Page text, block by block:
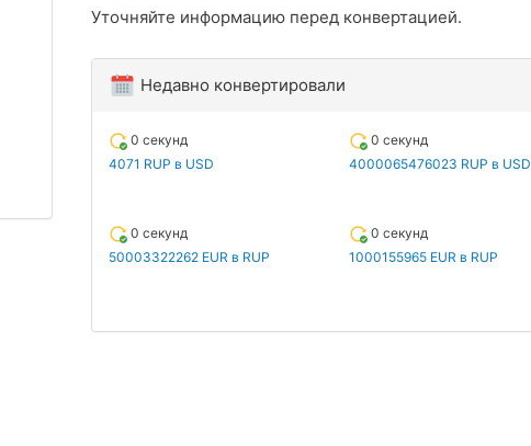
Уточняйте информацию перед конвертацией.
Недавно конвертировали
0 секунд
4071 RUP в USD
0 секунд
4000065476023 RUP в USD
0 секунд
50003322262 EUR в RUP
0 секунд
1000155965 EUR в RUP